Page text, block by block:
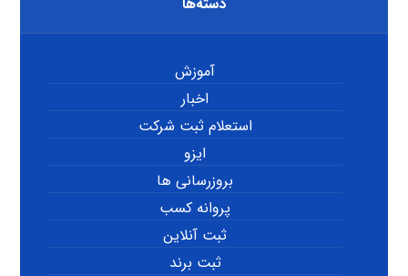
آموزش
اخبار
استعلام ثبت شرکت
ایزو
بروزرسانی ها
پروانه کسب
ثبت آنلاین
ثبت برند